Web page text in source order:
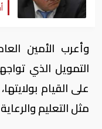
وأعرب الأمين
التمويل الذي
على القيام
مثل التعليم